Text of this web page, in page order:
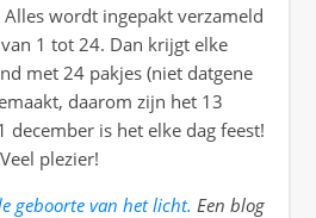
wordt ingepakt verzameld
1 tot 24. Dan krijgt elke
met 24 pakjes (niet datgene
daarom zijn het 13
december is het elke dag feest!
Veel plezier!
geboorte van het licht. Een blog